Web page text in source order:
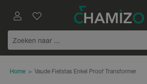
Home > Vaude Fietstas Enkel Proof Transformer